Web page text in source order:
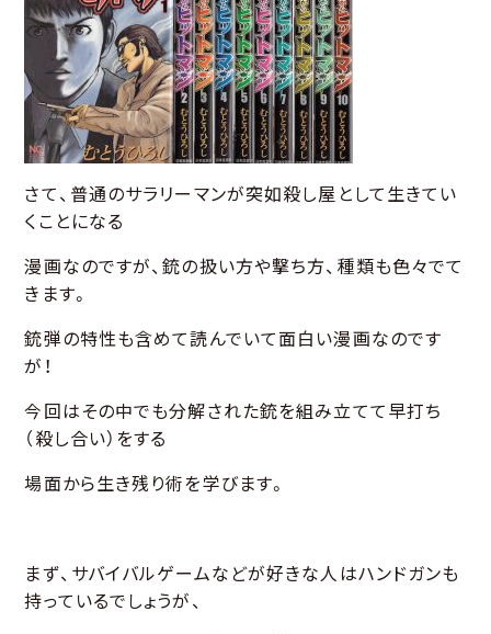
さて、普通のサラリーマンが突如殺し屋として生きてい
くことになる
漫画なのですが、銃の扱い方や撃ち方、種類も色々でて
きます。
銃弾の特性も含めて読んでいて面白い漫画なのです
が！
今回はその中でも分解された銃を組み立てて早打ち
（殺し合い）をする
場面から生き残り術を学びます。
まず、サバイバルゲームなどが好きな人はハンドガンも
持っているでしょうが、